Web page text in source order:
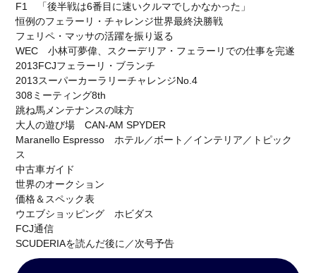
F1 「後半戦は6番目に速いクルマでしかなかった」
恒例のフェラーリ・チャレンジ世界最終決勝戦
フェリペ・マッサの活躍を振り返る
WEC 小林可夢偉、スクーデリア・フェラーリでの仕事を完遂
2013FCJフェラーリ・ブランチ
2013スーパーカーラリーチャレンジNo.4
308ミーティング8th
跳ね馬メンテナンスの味方
大人の遊び場 CAN-AM SPYDER
Maranello Espresso ホテル／ボート／インテリア／トピック
ス
中古車ガイド
世界のオークション
価格＆スペック表
ウエブショッピング ホビダス
FCJ通信
SCUDERIAを読んだ後に／次号予告
OrientStar 75周年記念モデル AFCorse
世界耐久選手権 Kamine
120周年記念 AnitaPorchet